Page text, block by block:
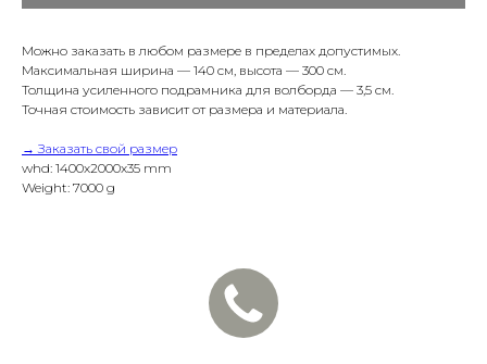
Можно заказать в любом размере в пределах допустимых.
Максимальная ширина — 140 см, высота — 300 см.
Толщина усиленного подрамника для волборда — 3,5 см.
Точная стоимость зависит от размера и материала.
→ Заказать свой размер
whd: 1400x2000x35 mm
Weight: 7000 g